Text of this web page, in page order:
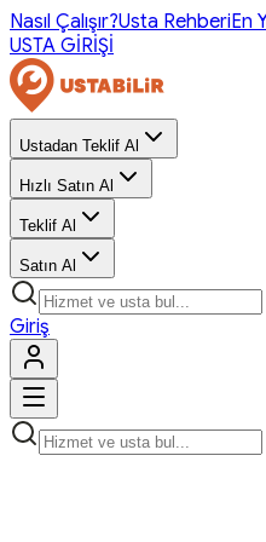
Nasıl Çalışır?Usta RehberiEn
USTA GİRİŞİ
Ustadan Teklif Al
Hızlı Satın Al
Teklif Al
Satın Al
Giriş